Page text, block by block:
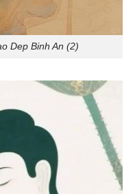
Dep Binh An (2)